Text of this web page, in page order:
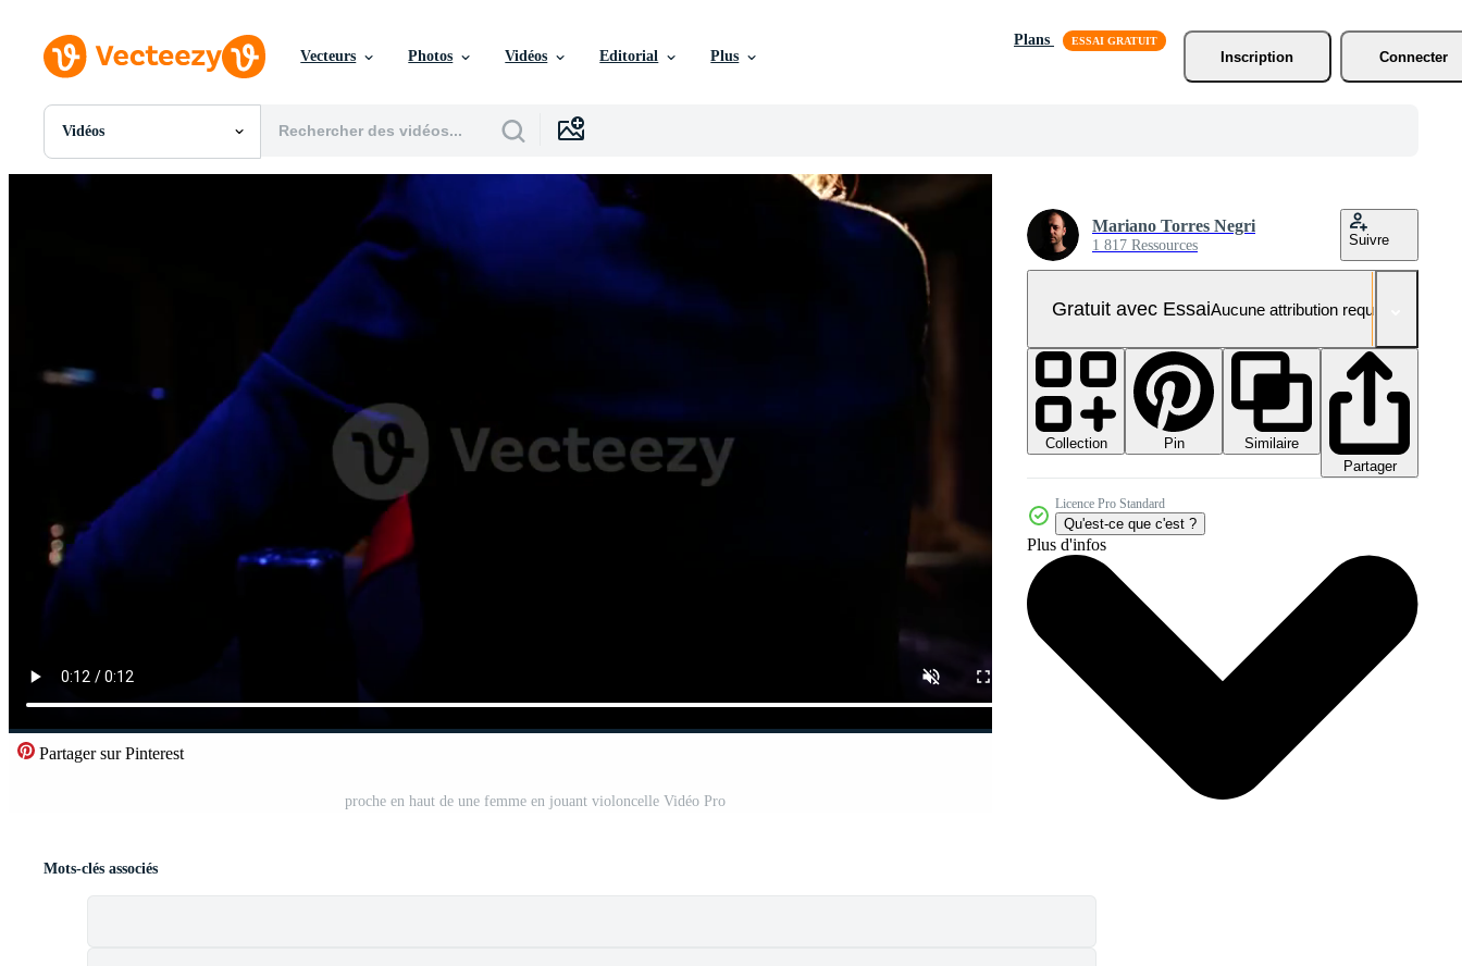
Vecteurs Photos Vidéos Editorial Plus
Plans
Inscription
Connecter
Vidéos
Toutes Images
Événements Éditoriaux
Partager sur Pinterest
proche en haut de une femme en jouant violoncelle Vidéo Pro
Mariano Torres Negri
1 817 Ressources Suivre
Gratuit avec EssaiAucune attribution requise
Collection Pin
Similaire
Partager
Licence Pro Standard
Qu'est-ce que c'est ?
Plus d'infos
Mots-clés associés